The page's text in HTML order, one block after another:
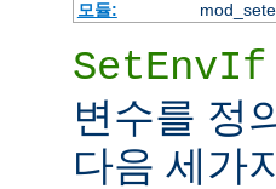
모듈:
SetEnvIf
변수를 정
다음 세가